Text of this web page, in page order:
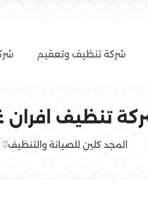
شركة تنظيف وتعقيم
تنظيف افران
المجد كلين للصيانة والتنظيف